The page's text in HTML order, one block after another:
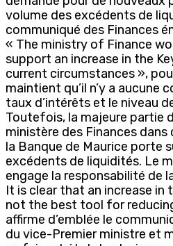
volume des excédents de
communiqué des Finances
« The ministry of Finance
support an increase in the
current circumstances »,
maintient qu’il n’y a aucune
taux d’intérêts et le niveau
Toutefois, la majeure partie
ministère des Finances
la Banque de Maurice porte
excédents de liquidités. Le
engage la responsabilité de
It is clear that an increase in
not the best tool for
affirme d’emblée le
du vice-Premier ministre et